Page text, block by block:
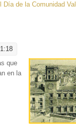
de la Comunidad
que
en la